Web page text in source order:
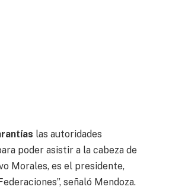
las autoridades
poder asistir a la cabeza de
Morales, es el presidente,
señaló Mendoza.